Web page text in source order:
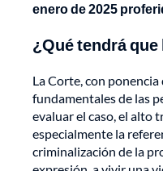
enero de 2025
¿Qué tendrá
La Corte, con
fundamentales de las
evaluar el caso, el alto
especialmente la
criminalización de la